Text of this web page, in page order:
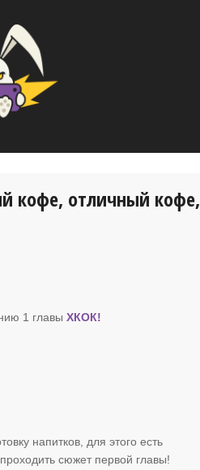
кофе, отличный кофе,
1 главыХКОК!
напитков, для этого есть
сюжет первой главы!